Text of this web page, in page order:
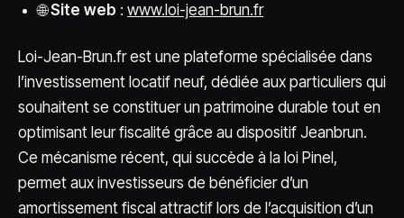
🌐Site web : www.loi-jean-brun.fr
Loi-Jean-Brun.fr est une plateforme spécialisée dans
l’investissement locatif neuf, dédiée aux particuliers qui
souhaitent se constituer un patrimoine durable tout en
optimisant leur fiscalité grâce au dispositif Jeanbrun.
Ce mécanisme récent, qui succède à la loi Pinel,
permet aux investisseurs de bénéficier d’un
amortissement fiscal attractif lors de l’acquisition d’un